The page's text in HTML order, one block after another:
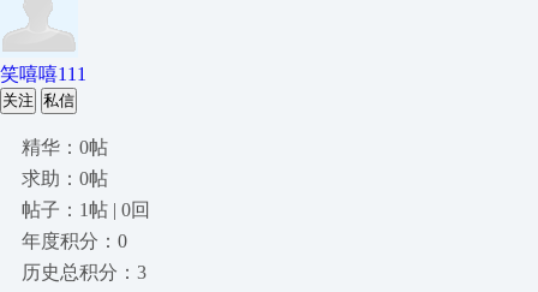
笑嘻嘻111
关注 私信
精华：0帖
求助：0帖
帖子：1帖 | 0回
年度积分：0
历史总积分：3